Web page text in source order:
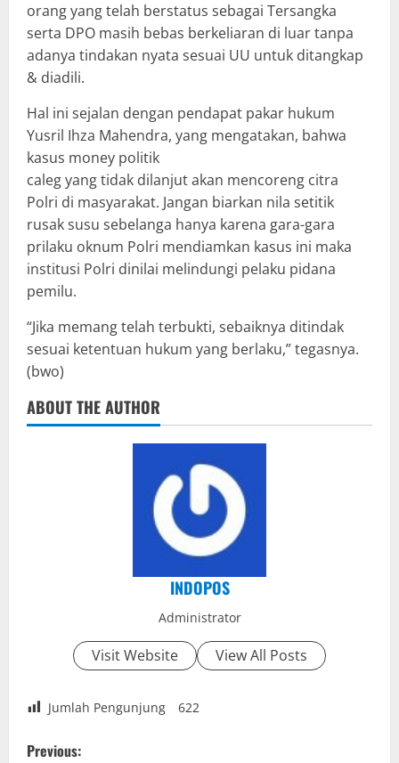
orang yang telah berstatus sebagai Tersangka
serta DPO masih bebas berkeliaran di luar tanpa
adanya tindakan nyata sesuai UU untuk ditangkap
& diadili.
Hal ini sejalan dengan pendapat pakar hukum
Yusril Ihza Mahendra, yang mengatakan, bahwa
kasus money politik
caleg yang tidak dilanjut akan mencoreng citra
Polri di masyarakat. Jangan biarkan nila setitik
rusak susu sebelanga hanya karena gara-gara
prilaku oknum Polri mendiamkan kasus ini maka
institusi Polri dinilai melindungi pelaku pidana
pemilu.
“Jika memang telah terbukti, sebaiknya ditindak
sesuai ketentuan hukum yang berlaku,” tegasnya.
(bwo)
ABOUT THE AUTHOR
INDOPOS
Administrator
Visit Website View All Posts
Jumlah Pengunjung 622
P
Previous: